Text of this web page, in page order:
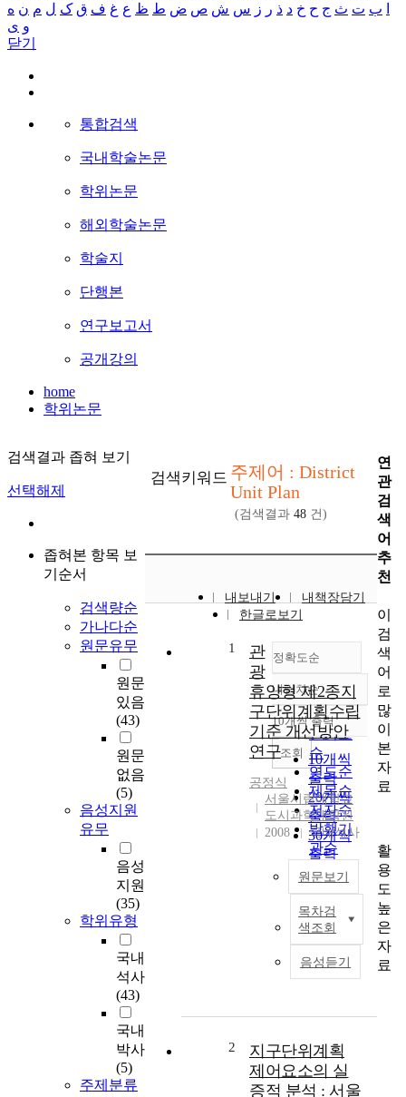
ب ت ث ج ح خ د ذ ر ز س ش ص ض ط ظ ع غ ف ق ک ل م ن ه
و ی
닫기
통합검색
국내학술논문
학위논문
해외학술논문
학술지
단행본
연구보고서
공개강의
home
학위논문
검색결과 좁혀 보기
선택해제
좁혀본 항목 보
기순서
검색량순
가나다순
원문유무
원문
있음
(43)
원문
없음
(5)
음성지원
유무
음성
지원
(35)
학위유형
국내
석사
(43)
국내
박사
(5)
주제분류
검색키워드 주제어 : District
Unit Plan
(검색결과 48 건)
내보내기
내책장담기
한글로보기
정확도순
정확도
순
인기도
순
연도순
제목순
저자순
발행기
관순
내림차순
내림차순
10개씩 출력
10개씩
출력
20개씩
출력
30개씩
출력
50개씩
출력
100개씩
출력
조회
1
관
광
휴양형 제2종지
구단위계획수립
기준 개선방안
연구
공정식
서울시립대학교
도시과학대학원
2008
국내석사
원문보기
목차검
색조회
음성듣기
2
지구단위계획
제어요소의 실
증적 분석 : 서울
연
관
검
색
어
추
천
이
검
색
어
로
많
이
본
자
료
활
용
도
높
은
자
료